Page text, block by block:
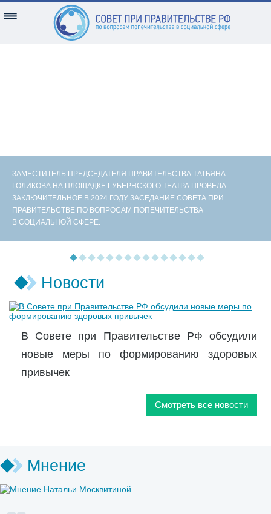
ЗАМЕСТИТЕЛЬ ПРЕДСЕДАТЕЛЯ ПРАВИТЕЛЬСТВА ТАТЬЯНА
ГОЛИКОВА НА ПЛОЩАДКЕ ГУБЕРНСКОГО ТЕАТРА ПРОВЕЛА
ЗАКЛЮЧИТЕЛЬНОЕ В 2024 ГОДУ ЗАСЕДАНИЕ СОВЕТА ПРИ
ПРАВИТЕЛЬСТВЕ ПО ВОПРОСАМ ПОПЕЧИТЕЛЬСТВА
В СОЦИАЛЬНОЙ СФЕРЕ.
Новости
В Совете при Правительстве РФ обсудили
новые меры по формированию здоровых
привычек
Смотреть все новости
Мнение